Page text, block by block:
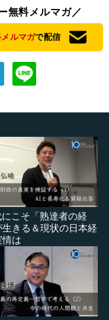
無料メルマガ／
ルマガで配信
こそ「熟達者の経
生きる＆現状の日本経
情は